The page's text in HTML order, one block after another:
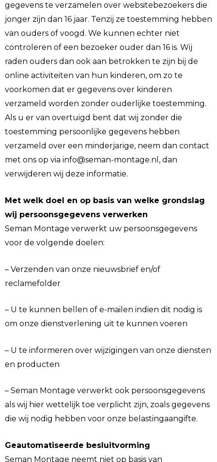
gegevens te verzamelen over websitebezoekers die
jonger zijn dan 16 jaar. Tenzij ze toestemming hebben
van ouders of voogd. We kunnen echter niet
controleren of een bezoeker ouder dan 16 is. Wij
raden ouders dan ook aan betrokken te zijn bij de
online activiteiten van hun kinderen, om zo te
voorkomen dat er gegevens over kinderen
verzameld worden zonder ouderlijke toestemming.
Als u er van overtuigd bent dat wij zonder die
toestemming persoonlijke gegevens hebben
verzameld over een minderjarige, neem dan contact
met ons op via info@seman-montage.nl, dan
verwijderen wij deze informatie.
Met welk doel en op basis van welke grondslag
wij persoonsgegevens verwerken
Seman Montage verwerkt uw persoonsgegevens
voor de volgende doelen:
– Verzenden van onze nieuwsbrief en/of
reclamefolder
– U te kunnen bellen of e-mailen indien dit nodig is
om onze dienstverlening uit te kunnen voeren
– U te informeren over wijzigingen van onze diensten
en producten
– Seman Montage verwerkt ook persoonsgegevens
als wij hier wettelijk toe verplicht zijn, zoals gegevens
die wij nodig hebben voor onze belastingaangifte.
Geautomatiseerde besluitvorming
Seman Montage neemt niet op basis van